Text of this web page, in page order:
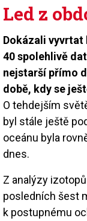
Led z
Dokázali
40 spolehlivě
nejstarší přímo
době, kdy se
O tehdejším
byl stále ještě
oceánu byla
dnes.
Z analýzy
posledních šest
k postupnému